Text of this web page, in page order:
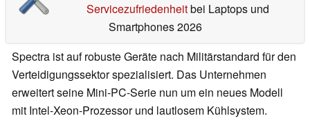
Servicezufriedenheitbei Laptops und
Smartphones 2026
Spectra ist auf robuste Geräte nach Militärstandard für den
Verteidigungssektor spezialisiert. Das Unternehmen
erweitert seine Mini-PC-Serie nun um ein neues Modell
mit Intel-Xeon-Prozessor und lautlosem Kühlsystem.